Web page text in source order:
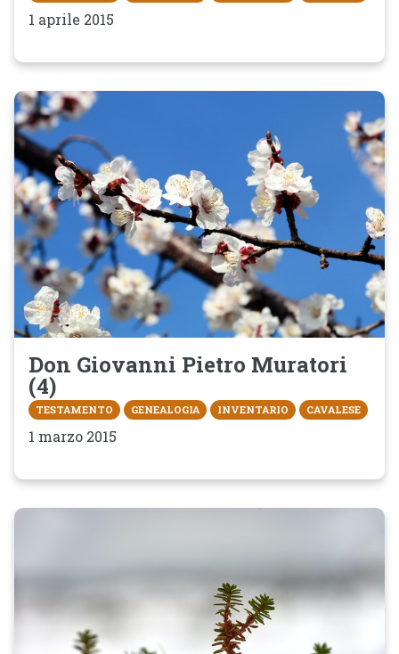
1 aprile 2015
Don Giovanni Pietro Muratori
(4)
TESTAMENTO GENEALOGIA INVENTARIO CAVALESE
1 marzo 2015